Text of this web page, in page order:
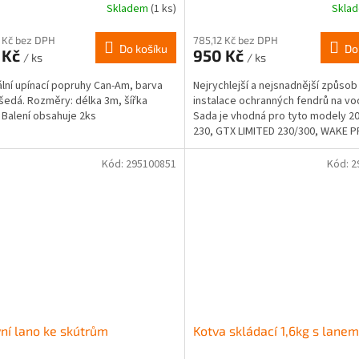
Skladem (1 ks)
bez DPH
/ ks
Do košíku
upínací popruhy Can-Am, barva
Rozměry: délka 3m, šířka
obsahuje 2ks
785,12 Kč bez DPH
950 Kč / ks
Nejrychlejší a nejsnadnější způsob
instalace ochranných fendrů na
Sada je vhodná pro tyto modely
230, GTX LIMITED 230/300, WAKE
RXT-X 300
lano ke skútrům
Kód: 295100851
Kotva skládací 1,6kg s
Kód: